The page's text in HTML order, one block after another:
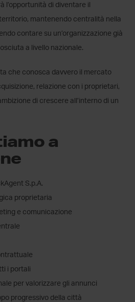
l’opportunità di diventare il
mantenendo centralità nella
contare su un’organizzazione già
a livello nazionale.
che conosca davvero il mercato
relazione con i proprietari,
di crescere all’interno di un
a
S.p.A.
proprietaria
e comunicazione
i portali
per valorizzare gli annunci
progressivo della città